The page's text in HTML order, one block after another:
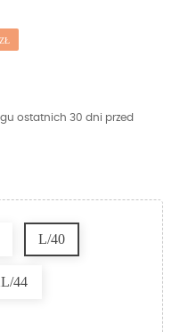
ostatnich 30 dni przed
L/40
44